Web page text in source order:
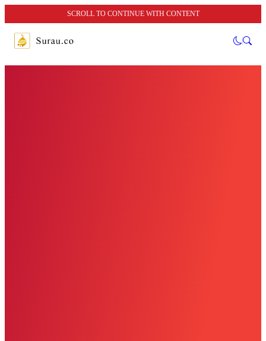
SCROLL TO CONTINUE WITH CONTENT